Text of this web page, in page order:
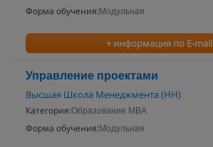
Форма обучения: Модульная
+ информация по E-mail
Управление проектами
Высшая Школа Менеджмента (НН)
Категория:Образование MBA
Форма обучения: Модульная